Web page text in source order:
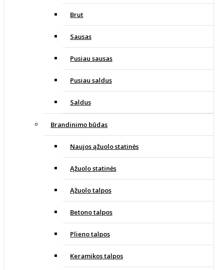
Brut
Sausas
Pusiau sausas
Pusiau saldus
Saldus
Brandinimo būdas
Naujos ąžuolo statinės
Ąžuolo statinės
Ąžuolo talpos
Betono talpos
Plieno talpos
Keramikos talpos